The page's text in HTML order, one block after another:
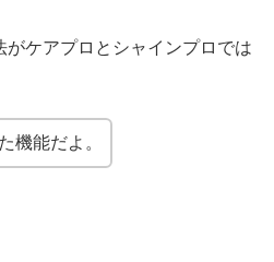
がケアプロとシャインプロでは
機能だよ。